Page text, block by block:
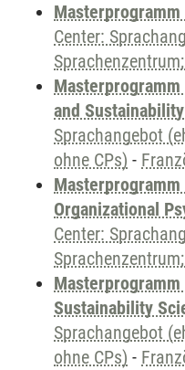
Center:
and Sustainability
Sprachangebot
ohne CPs) -
Organizational
Center:
Sustainability
Sprachangebot
ohne CPs) -